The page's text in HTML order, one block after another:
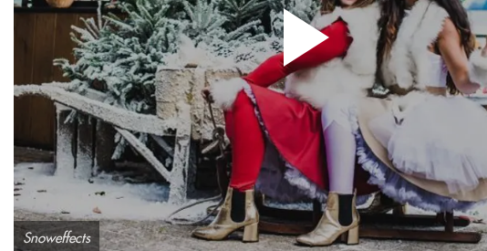
Snoweffects